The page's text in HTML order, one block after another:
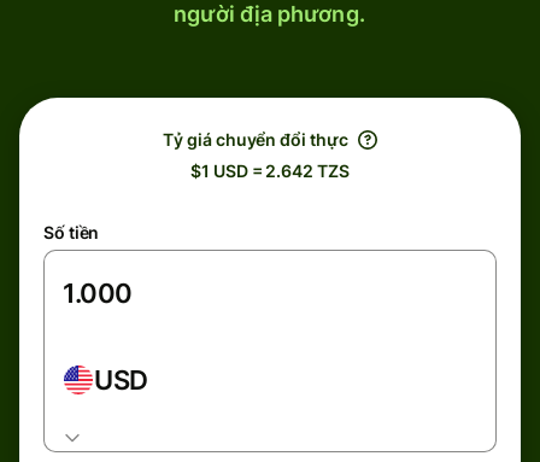
người địa phương.
Tỷ giá chuyển đổi thực
$1 USD = 2.642 TZS
Số tiền
USD